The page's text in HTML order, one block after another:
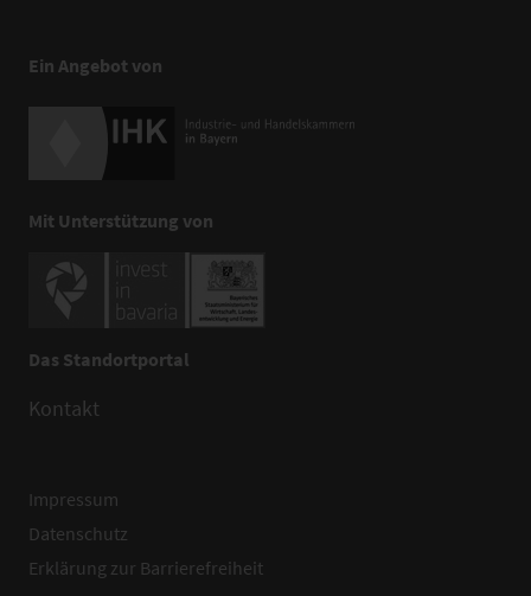
Ein Angebot von
Mit Unterstützung von
Das Standortportal
Kontakt
Impressum
Datenschutz
Erklärung zur Barrierefreiheit